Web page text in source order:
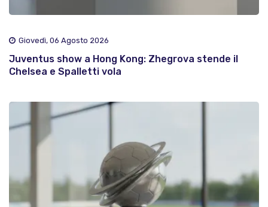
Giovedì, 06 Agosto 2026
Juventus show a Hong Kong: Zhegrova stende il
Chelsea e Spalletti vola